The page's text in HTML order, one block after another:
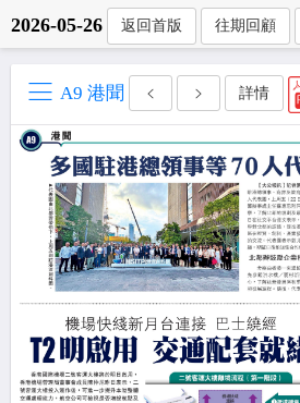
2026-05-26 返回首版 往期回顧
A9 港聞 詳情